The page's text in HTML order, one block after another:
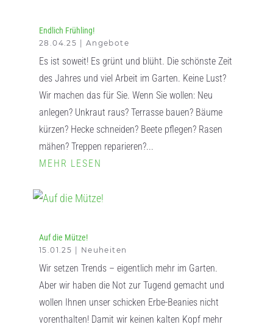
Endlich Frühling!
28.04.25 Angebote
Es ist soweit! Es grünt und blüht. Die schönste Zeit
des Jahres und viel Arbeit im Garten. Keine Lust?
Wir machen das für Sie. Wenn Sie wollen: Neu
anlegen? Unkraut raus? Terrasse bauen? Bäume
kürzen? Hecke schneiden? Beete pflegen? Rasen
mähen? Treppen reparieren?...
MEHR LESEN
Auf die Mütze!
15.01.25 Neuheiten
Wir setzen Trends – eigentlich mehr im Garten.
Aber wir haben die Not zur Tugend gemacht und
wollen Ihnen unser schicken Erbe-Beanies nicht
vorenthalten! Damit wir keinen kalten Kopf mehr